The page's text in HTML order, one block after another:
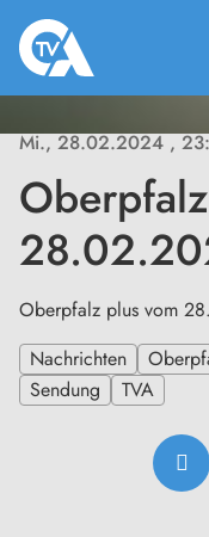
Mi., 28.02.2024,
Oberpfalz plus vom
Nachrichten
Sendung
TVA